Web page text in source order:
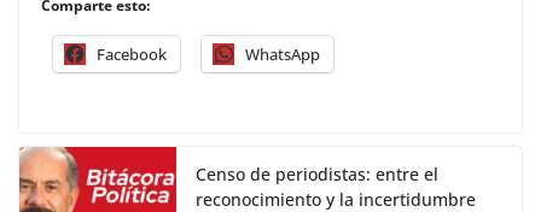
Comparte esto:
Facebook WhatsApp
Censo de periodistas: entre el
reconocimiento y la incertidumbre